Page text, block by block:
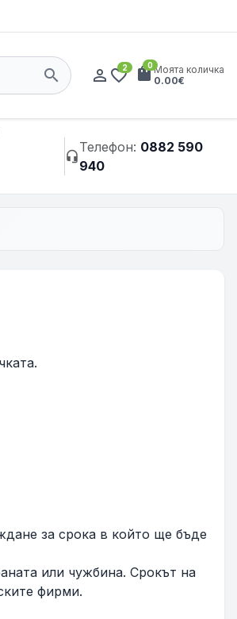
search person_outline favorite_border
2 shopping_bag
0Моята количка
0.00€
headset_mic
Телефон: 0882 590
940
за срока в който ще бъде
или чужбина. Срокът на
фирми.